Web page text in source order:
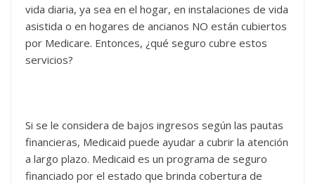
vida diaria, ya sea en el hogar, en instalaciones de vida
asistida o en hogares de ancianos NO están cubiertos
por Medicare. Entonces, ¿qué seguro cubre estos
servicios?
Si se le considera de bajos ingresos según las pautas
financieras, Medicaid puede ayudar a cubrir la atención
a largo plazo. Medicaid es un programa de seguro
financiado por el estado que brinda cobertura de